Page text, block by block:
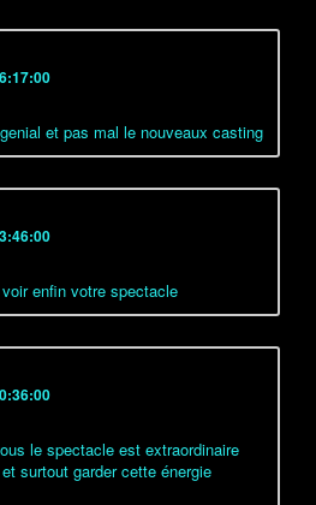
et pas mal le nouveaux casting
enfin votre spectacle
le spectacle est extraordinaire
surtout garder cette énergie